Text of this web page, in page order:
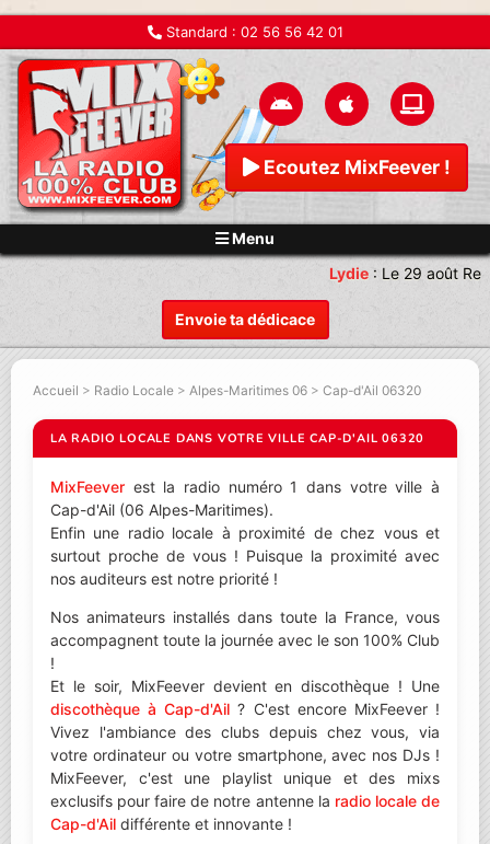
Standard : 02 56 56 42 01
Ecoutez MixFeever !
Menu
Envoie ta dédicace
Lydie: Le 29 août
Accueil > Radio Locale > Alpes-Maritimes 06 > Cap-d'Ail 06320
LA RADIO LOCALE DANS VOTRE VILLE CAP-D'AIL 06320
MixFeever est la radio numéro 1 dans votre ville à
Cap-d'Ail (06 Alpes-Maritimes).
Enfin une radio locale à proximité de chez vous et
surtout proche de vous ! Puisque la proximité avec
nos auditeurs est notre priorité !
Nos animateurs installés dans toute la France, vous
accompagnent toute la journée avec le son 100% Club
!
Et le soir, MixFeever devient en discothèque ! Une
discothèque à Cap-d'Ail ? C'est encore MixFeever !
Vivez l'ambiance des clubs depuis chez vous, via
votre ordinateur ou votre smartphone, avec nos DJs !
MixFeever, c'est une playlist unique et des mixs
exclusifs pour faire de notre antenne la radio locale de
Cap-d'Ail différente et innovante !